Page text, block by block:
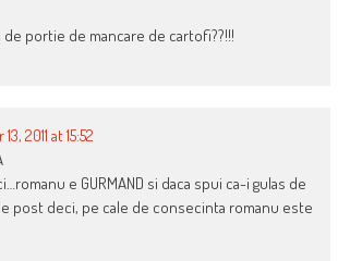
de portie de mancare de cartofi??!!!
2011 at 15:52
e GURMAND si daca spui ca-i gulas de
post deci, pe cale de consecinta romanu este